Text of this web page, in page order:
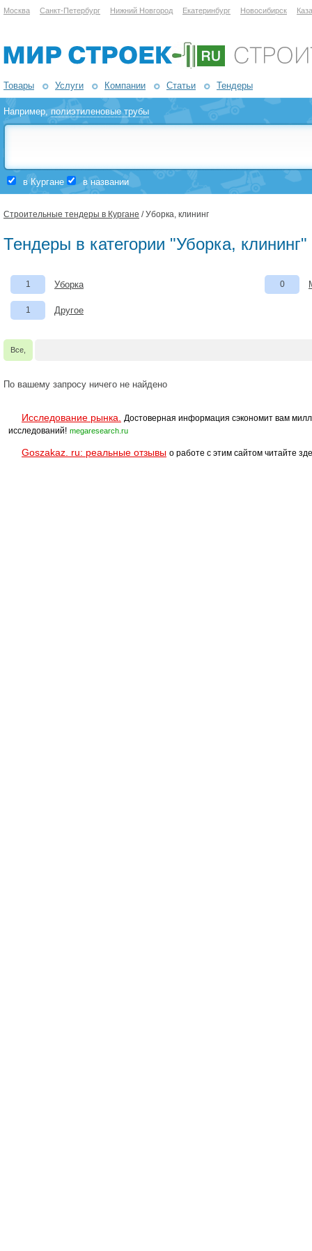
Москва Санкт-Петербург Нижний Новгород Екатеринбург Новосибирск
Товары Услуги Компании Статьи Тендеры
Например,полиэтиленовые трубы
в Кургане в названии
Строительные тендеры в Кургане / Уборка, клининг
Тендеры в категории "Уборка, клининг"
1 Уборка 0
1 Другое
Все,
По вашему запросу ничего не найдено
Исследование рынка.
Достоверная информация сэкономит вам
исследований! megaresearch.ru
Goszakaz. ru: реальные отзывы о работе с этим сайтом читайте